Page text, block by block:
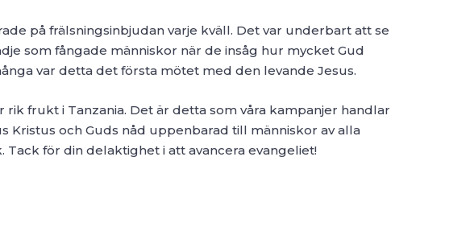
på frälsningsinbjudan varje kväll. Det var underbart att se
som fångade människor när de insåg hur mycket Gud
var detta det första mötet med den levande Jesus.
rik frukt i Tanzania. Det är detta som våra kampanjer handlar
Kristus och Guds nåd uppenbarad till människor av alla
Tack för din delaktighet i att avancera evangeliet!